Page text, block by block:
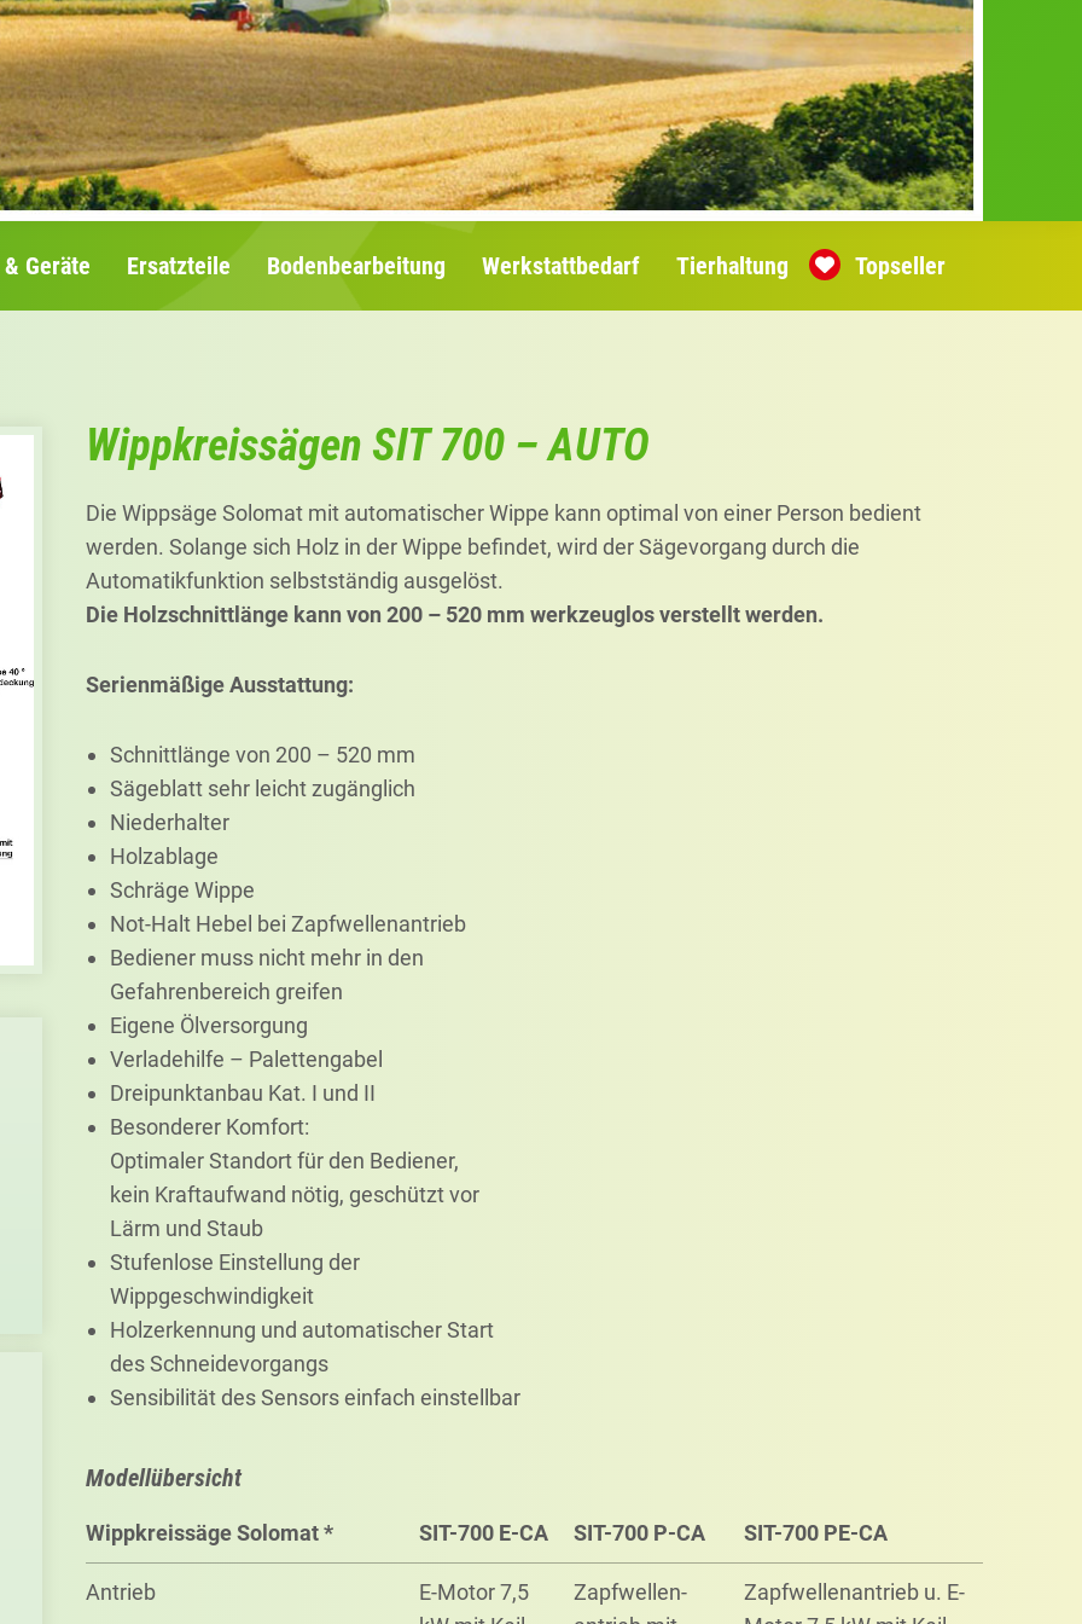
Geräte Ersatzteile Bodenbearbeitung Werkstattbedarf Tierhaltung Topseller
Wippkreissägen SIT 700 – AUTO
Die Wippsäge Solomat mit automatischer Wippe kann optimal von einer Person bedient
werden. Solange sich Holz in der Wippe befindet, wird der Sägevorgang durch die
Automatikfunktion selbstständig ausgelöst.
Die Holzschnittlänge kann von 200 – 520 mm werkzeuglos verstellt werden.
Serienmäßige Ausstattung:
Schnittlänge von 200 – 520 mm
Sägeblatt sehr leicht zugänglich
Niederhalter
Holzablage
Schräge Wippe
Not-Halt Hebel bei Zapfwellenantrieb
Bediener muss nicht mehr in den
Gefahrenbereich greifen
Eigene Ölversorgung
Verladehilfe – Palettengabel
Dreipunktanbau Kat. I und II
Besonderer Komfort:
Optimaler Standort für den Bediener,
kein Kraftaufwand nötig, geschützt vor
Lärm und Staub
Stufenlose Einstellung der
Wippgeschwindigkeit
Holzerkennung und automatischer Start
des Schneidevorgangs
Sensibilität des Sensors einfach einstellbar
Modellübersicht
Wipp­kreis­säge Solo­mat * SIT-700 E-CA SIT-700 P-CA SIT-700 PE-CA
Antrieb
E-Motor 7,5
Zapf­wellen­
Zapf­wellen­antrieb u. E-